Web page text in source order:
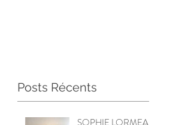
Posts Récents